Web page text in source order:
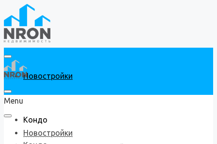
Новостройки
Кондо
Menu
Новостройки